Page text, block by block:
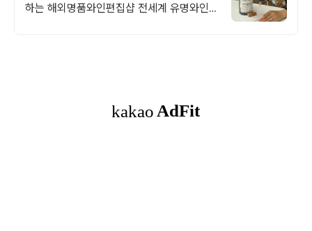
하는 해외명품와인편집샵 전세계 유명와인